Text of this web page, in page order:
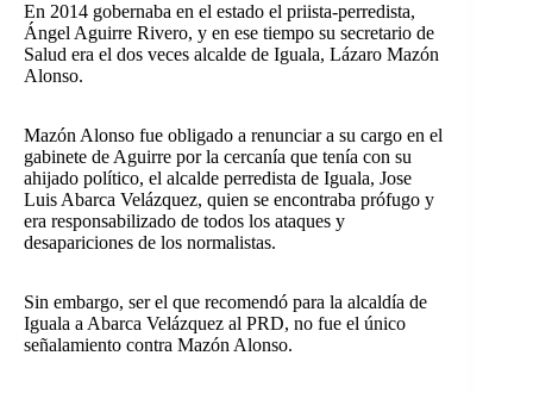
En 2014 gobernaba en el estado el priista-perredista,
Ángel Aguirre Rivero, y en ese tiempo su secretario de
Salud era el dos veces alcalde de Iguala, Lázaro Mazón
Alonso.
Mazón Alonso fue obligado a renunciar a su cargo en el
gabinete de Aguirre por la cercanía que tenía con su
ahijado político, el alcalde perredista de Iguala, Jose
Luis Abarca Velázquez, quien se encontraba prófugo y
era responsabilizado de todos los ataques y
desapariciones de los normalistas.
Sin embargo, ser el que recomendó para la alcaldía de
Iguala a Abarca Velázquez al PRD, no fue el único
señalamiento contra Mazón Alonso.